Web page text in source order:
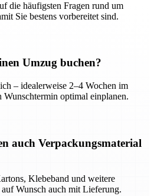
die häufigsten Fragen rund um
Sie bestens vorbereitet sind.
Umzug buchen?
– idealerweise 2–4 Wochen im
optimal einplanen.
auch Verpackungsmaterial
Klebeband und weitere
Wunsch auch mit Lieferung.